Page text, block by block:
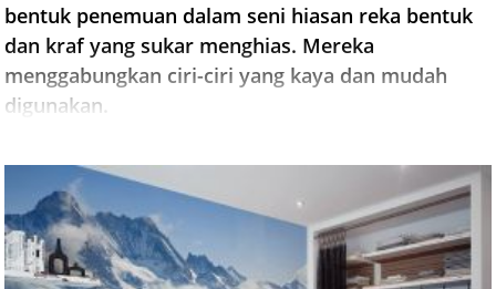
bentuk penemuan dalam seni hiasan reka bentuk
dan kraf yang sukar menghias. Mereka
menggabungkan ciri-ciri yang kaya dan mudah
digunakan.